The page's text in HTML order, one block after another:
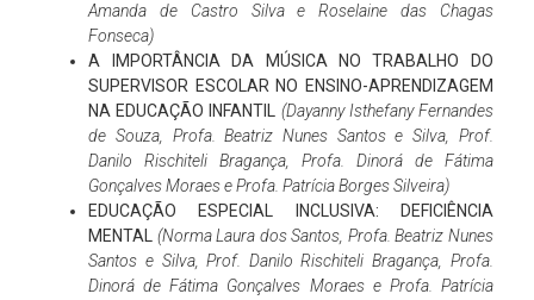
Amanda de Castro Silva e Roselaine das Chagas
Fonseca)
A IMPORTÂNCIA DA MÚSICA NO TRABALHO DO
SUPERVISOR ESCOLAR NO ENSINO-APRENDIZAGEM
NA EDUCAÇÃO INFANTIL
(Dayanny Isthefany Fernandes
de Souza, Profa. Beatriz Nunes Santos e Silva, Prof.
Danilo Rischiteli Bragança, Profa. Dinorá de Fátima
Gonçalves Moraes e Profa. Patrícia Borges Silveira)
EDUCAÇÃO ESPECIAL INCLUSIVA: DEFICIÊNCIA
MENTAL
(Norma Laura dos Santos, Profa. Beatriz Nunes
Santos e Silva, Prof. Danilo Rischiteli Bragança, Profa.
Dinorá de Fátima Gonçalves Moraes e Profa. Patrícia